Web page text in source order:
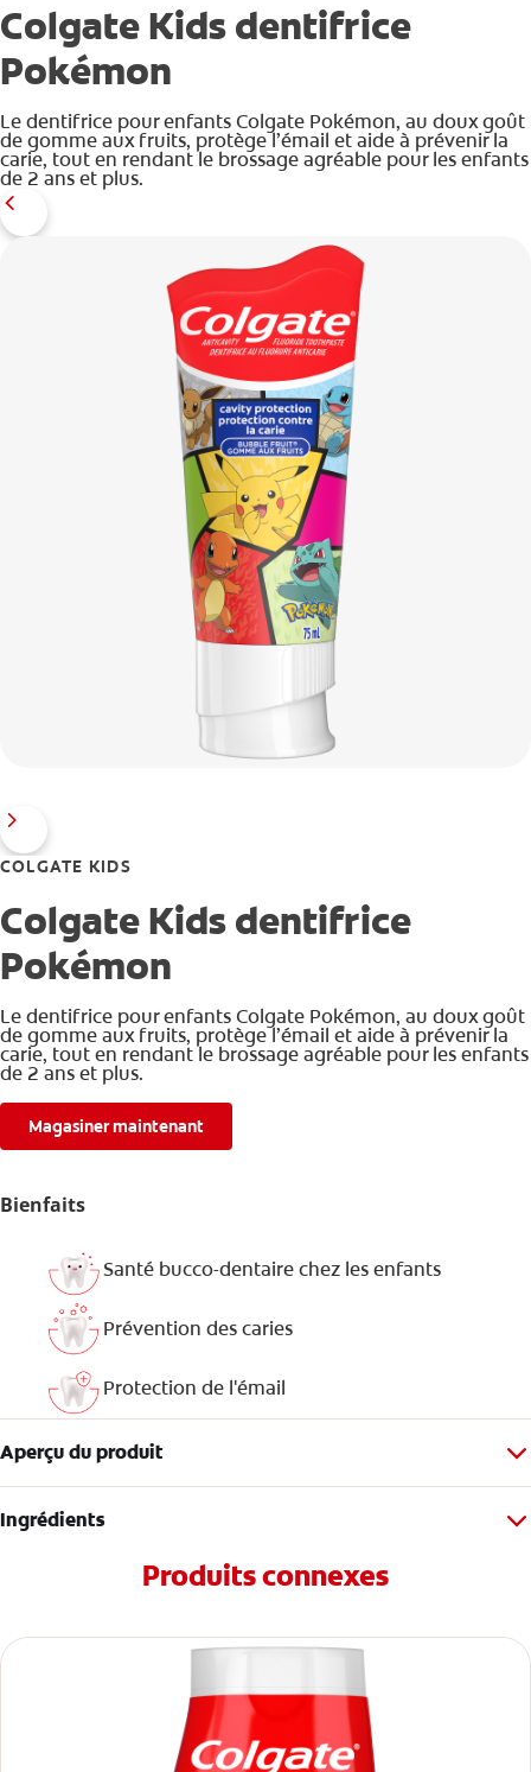
Colgate Kids dentifrice
Pokémon
Le dentifrice pour enfants Colgate Pokémon, au doux goût
de gomme aux fruits, protège l’émail et aide à prévenir la
carie, tout en rendant le brossage agréable pour les enfants
de 2 ans et plus.
COLGATE KIDS
Colgate Kids dentifrice
Pokémon
Le dentifrice pour enfants Colgate Pokémon, au doux goût
de gomme aux fruits, protège l’émail et aide à prévenir la
carie, tout en rendant le brossage agréable pour les enfants
de 2 ans et plus.
Magasiner maintenant
Bienfaits
Santé bucco-dentaire chez les enfants
Prévention des caries
Protection de l'émail
Aperçu du produit
Ingrédients
Produits connexes